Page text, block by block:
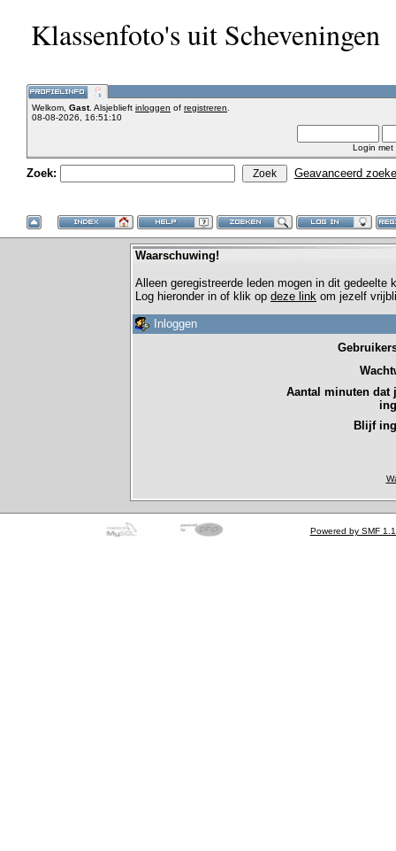
Klassenfoto's uit Scheveningen
Welkom, Gast. Alsjeblieft inloggen of registreren
08-08-2026, 16:51:10
Login met
Zoek: Geavanceerd
Waarschuwing!
Alleen geregistreerde leden mogen in dit gedeelte
Log hieronder in of klik op deze link om jezelf
Inloggen
Aantal minuten dat
Blijf
Powered by SMF